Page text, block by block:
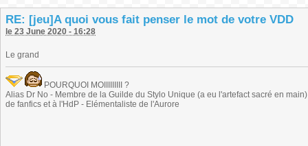
RE: [jeu]A quoi vous fait penser le mot de votre VDD
le 23 June 2020 - 16:28
Le grand
POURQUOI MOIIIIIIIII ?
Alias Dr No - Membre de la Guilde du Stylo Unique (a eu l'artefact sacré en
de fanfics et à l'HdP - Elémentaliste de l'Aurore